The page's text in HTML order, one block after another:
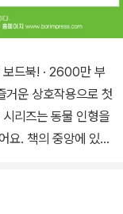
보드북! · 2600만 부
리즈는 동물 인형을
요. 책의 중앙에 있는
세요. 동물들의 몸